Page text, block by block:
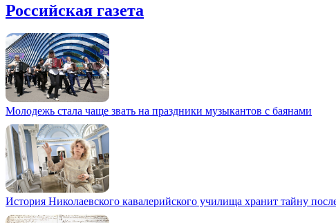
Российская газета
Молодежь стала чаще звать на праздники музыкантов с баянами
История Николаевского кавалерийского училища хранит тайну